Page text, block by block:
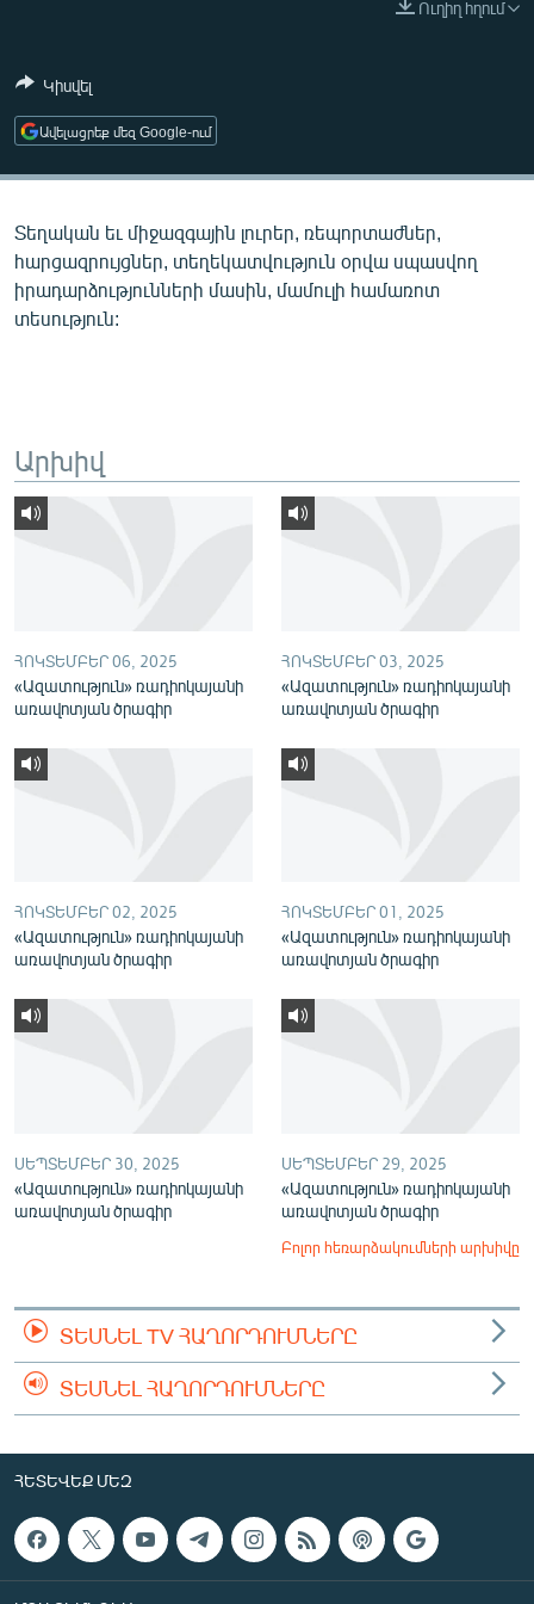
ՄԵԿՆԱԲԱՆՈՒԹՅՈՒՆ
ԿՈՐՈՆԱՎԻՐՈՒՍ
ԱՐԽԻՎ
ՏԵՍԱՆՅՈՒԹԵՐ
ՓՈԴՔԱՍԹ
Հայերեն
ՀԵՏԵՎԵՔ ՄԵԶ
Ուղիղ հղում
Կիսվել
Ավելացրեք մեզ Google-ում
Տեղական եւ միջազգային լուրեր, ռեպորտաժներ,
հարցազրույցներ, տեղեկատվություն օրվա սպասվող
իրադարձությունների մասին, մամուլի համառոտ
տեսություն:
Արխիվ
ՀՈԿՏԵՄԲԵՐ 06, 2025
«Ազատություն» ռադիոկայանի
առավոտյան ծրագիր
ՀՈԿՏԵՄԲԵՐ 03, 2025
«Ազատություն» ռադիոկայանի
առավոտյան ծրագիր
ՀՈԿՏԵՄԲԵՐ 02, 2025
«Ազատություն» ռադիոկայանի
առավոտյան ծրագիր
ՀՈԿՏԵՄԲԵՐ 01, 2025
«Ազատություն» ռադիոկայանի
առավոտյան ծրագիր
ՍԵՊՏԵՄԲԵՐ 30, 2025
«Ազատություն» ռադիոկայանի
առավոտյան ծրագիր
ՍԵՊՏԵՄԲԵՐ 29, 2025
«Ազատություն» ռադիոկայանի
առավոտյան ծրագիր
Բոլոր հեռարձակումների արխիվը
ՏԵՍՆԵԼ TV ՀԱՂՈՐԴՈՒՄՆԵՐԸ
ՏԵՍՆԵԼ ՀԱՂՈՐԴՈՒՄՆԵՐԸ
ՀԵՏԵՎԵՔ ՄԵԶ